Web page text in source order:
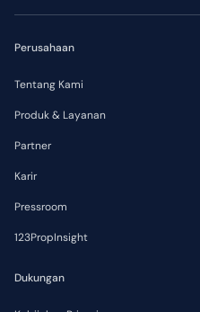
Perusahaan
Tentang Kami
Produk & Layanan
Partner
Karir
Pressroom
123PropInsight
Dukungan